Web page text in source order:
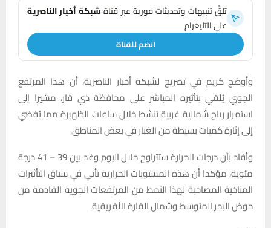
تلقَّ تنبيهات وتحديثات فورية عبر قناةشبكة أخبار الناصرية
على التليغرام
انضم للقناة
وأوضح كريم في تصريح لشبكة أخبار الناصرية، أن هذا المرتفع
الجوي يُلقي بتأثيره المباشر على محافظة ذي قار، مشيرا إلى
استمرار رياح شمالية غربية تنشط خلال ساعات الظهيرة مما يُفضي
إلى إثارة كميات بسيطة من الغبار في بعض المناطق.
وأفاد بأن درجات الحرارة ستتراوح خلال اليوم وغد بين 39 – 41 درجة
مئوية، مؤكدا أن هذه المستويات الحرارية تأتي في سياق التأثيرات
المناخية المصاحبة لهذا النمط من المرتفعات الجوية القادمة من
حوض البحر المتوسط وشمال القارة الأفريقية.